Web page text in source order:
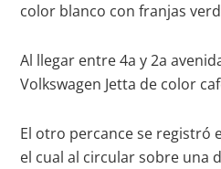
color blanco con franjas
Al llegar entre 4a y 2a
Volkswagen Jetta de color
El otro percance se registró
el cual al circular sobre una